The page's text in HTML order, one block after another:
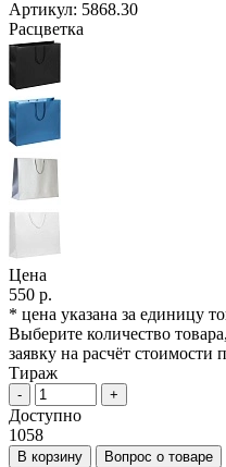
Артикул: 5868.30
Расцветка
Цена
550 р.
* цена указана за единицу
Выберите количество
заявку на расчёт
Тираж
- +
Доступно
1058
В корзину Вопрос о товаре